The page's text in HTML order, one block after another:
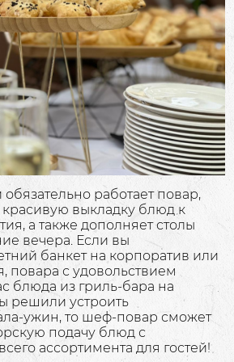
работает повар,
красивую выкладку блюд к
а также дополняет столы
вечера. Если вы
банкет на корпоратив или
повара с удовольствием
блюда из гриль-бара на
решили устроить
ужин, то шеф-повар сможет
подачу блюд с
ассортимента для гостей!